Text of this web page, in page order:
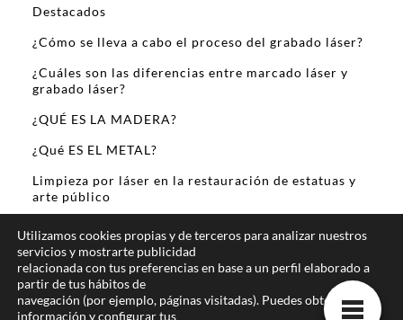
Destacados
¿Cómo se lleva a cabo el proceso del grabado láser?
¿Cuáles son las diferencias entre marcado láser y
grabado láser?
¿QUÉ ES LA MADERA?
¿Qué ES EL METAL?
Limpieza por láser en la restauración de estatuas y
arte público
Sobre Mi
Utilizamos cookies propias y de terceros para analizar nuestros
servicios y mostrarte publicidad
relacionada con tus preferencias en base a un perfil elaborado a
partir de tus hábitos de
navegación (por ejemplo, páginas visitadas). Puedes obtener más
información y configurar tus